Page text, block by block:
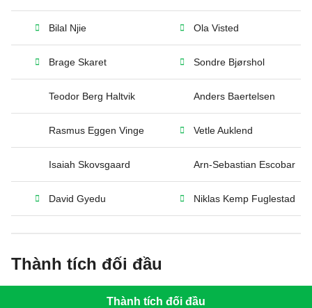
Bilal Njie Ola Visted
Brage Skaret Sondre Bjørshol
Teodor Berg Haltvik Anders Baertelsen
Rasmus Eggen Vinge Vetle Auklend
Isaiah Skovsgaard Arn-Sebastian Escobar
David Gyedu Niklas Kemp Fuglestad
Thành tích đối đầu
Thành tích đối đầu